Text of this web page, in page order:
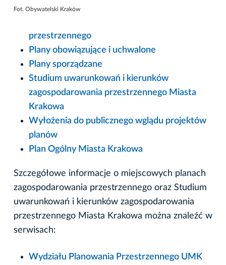
Fot. Obywatelski Kraków
przestrzennego
Plany obowiązujące i uchwalone
Plany sporządzane
Studium uwarunkowań i kierunków
zagospodarowania przestrzennego Miasta
Krakowa
Wyłożenia do publicznego wglądu projektów
planów
Plan Ogólny Miasta Krakowa
Szczegółowe informacje o miejscowych planach
zagospodarowania przestrzennego oraz Studium
uwarunkowań i kierunków zagospodarowania
przestrzennego Miasta Krakowa można znaleźć w
serwisach:
Wydziału Planowania Przestrzennego UMK